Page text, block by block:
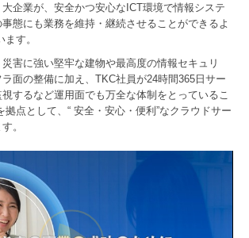
企業が、安全かつ安心なICT環境で情報システ
態にも業務を維持・継続させることができるよ
す。
害に強い堅牢な建物や最高度の情報セキュリ
面の整備に加え、TKC社員が24時間365日サー
するなど運用面でも万全な体制をとっているこ
拠点として、“ 安全・安心・便利”なクラウドサー
。